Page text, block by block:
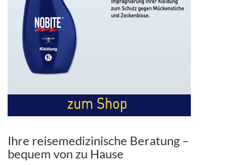
Ihre reisemedizinische Beratung –
bequem von zu Hause